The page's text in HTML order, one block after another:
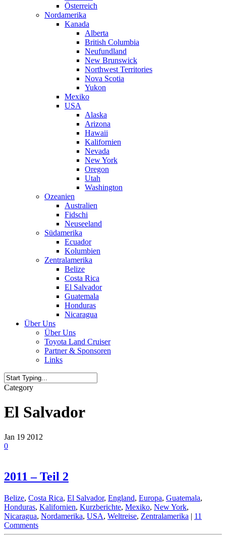
Österreich
Nordamerika
Kanada
Alberta
British Columbia
Neufundland
New Brunswick
Northwest Territories
Nova Scotia
Yukon
Mexiko
USA
Alaska
Arizona
Hawaii
Kalifornien
Nevada
New York
Oregon
Utah
Washington
Ozeanien
Australien
Fidschi
Neuseeland
Südamerika
Ecuador
Kolumbien
Zentralamerika
Belize
Costa Rica
El Salvador
Guatemala
Honduras
Nicaragua
Über Uns
Über Uns
Toyota Land Cruiser
Partner & Sponsoren
Links
Category
El Salvador
Jan 19 2012
0
2011 – Teil 2
Belize, Costa Rica, El Salvador, England, Europa, Guatemala,
Honduras, Kalifornien, Kurzberichte, Mexiko, New York,
Nicaragua, Nordamerika, USA, Weltreise, Zentralamerika | 11
Comments